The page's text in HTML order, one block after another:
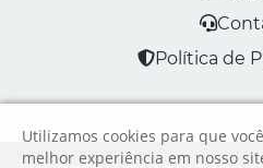
Política de
Utilizamos cookies para que
melhor experiência em nosso